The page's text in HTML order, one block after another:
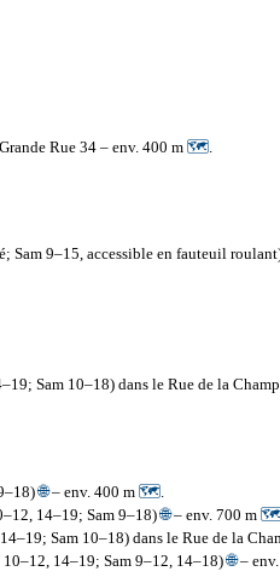
Rue 34 – env. 400 m 🗺
Sam 9–15, accessible en fauteuil
Sam 10–18) dans le Rue de la
🌐– env. 400 m 🗺
14–19; Sam 9–18)🌐– env. 700 m
Sam 10–18) dans le Rue de la
14–19; Sam 9–12, 14–18)🌐–